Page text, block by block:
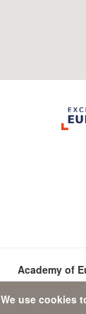
We use cookies
Academy of